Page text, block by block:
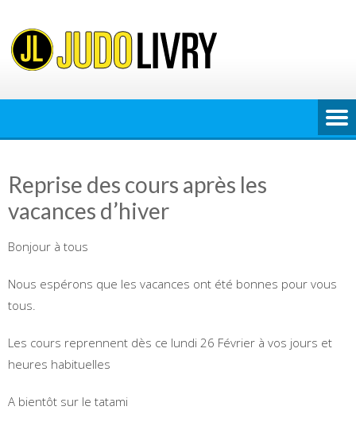
content
Reprise des cours après les
vacances d’hiver
Bonjour à tous
Nous espérons que les vacances ont été bonnes pour vous
tous.
Les cours reprennent dès ce lundi 26 Février à vos jours et
heures habituelles
A bientôt sur le tatami